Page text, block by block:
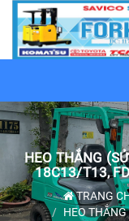
HEO THẮNG
18C13/T13,
TRANG
HEO